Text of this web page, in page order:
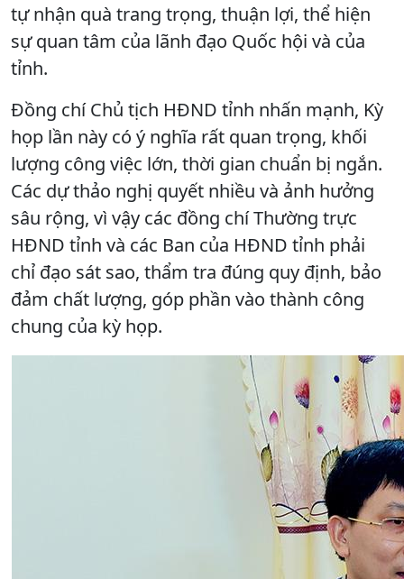
tự nhận quà trang trọng, thuận lợi, thể hiện
sự quan tâm của lãnh đạo Quốc hội và của
tỉnh.
Đồng chí Chủ tịch HĐND tỉnh nhấn mạnh, Kỳ
họp lần này có ý nghĩa rất quan trọng, khối
lượng công việc lớn, thời gian chuẩn bị ngắn.
Các dự thảo nghị quyết nhiều và ảnh hưởng
sâu rộng, vì vậy các đồng chí Thường trực
HĐND tỉnh và các Ban của HĐND tỉnh phải
chỉ đạo sát sao, thẩm tra đúng quy định, bảo
đảm chất lượng, góp phần vào thành công
chung của kỳ họp.